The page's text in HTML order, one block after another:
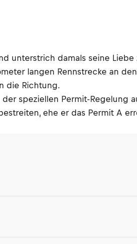
unterstrich damals seine Liebe
langen Rennstrecke an
die Richtung.
speziellen Permit-Regelung
ehe er das Permit A